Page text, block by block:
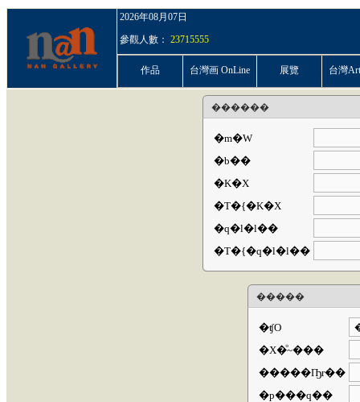
2026年08月07日
參觀人數： 23715555
作品 台灣画 OnLine 展覽 台灣
������
�m�W
�b��
�K�X
�T�{�K�X
�q�l�l��
�T�{�q�l�l��
�����
�ʧO
�X�ͦ~���
�����Ҧr��
�p���q��